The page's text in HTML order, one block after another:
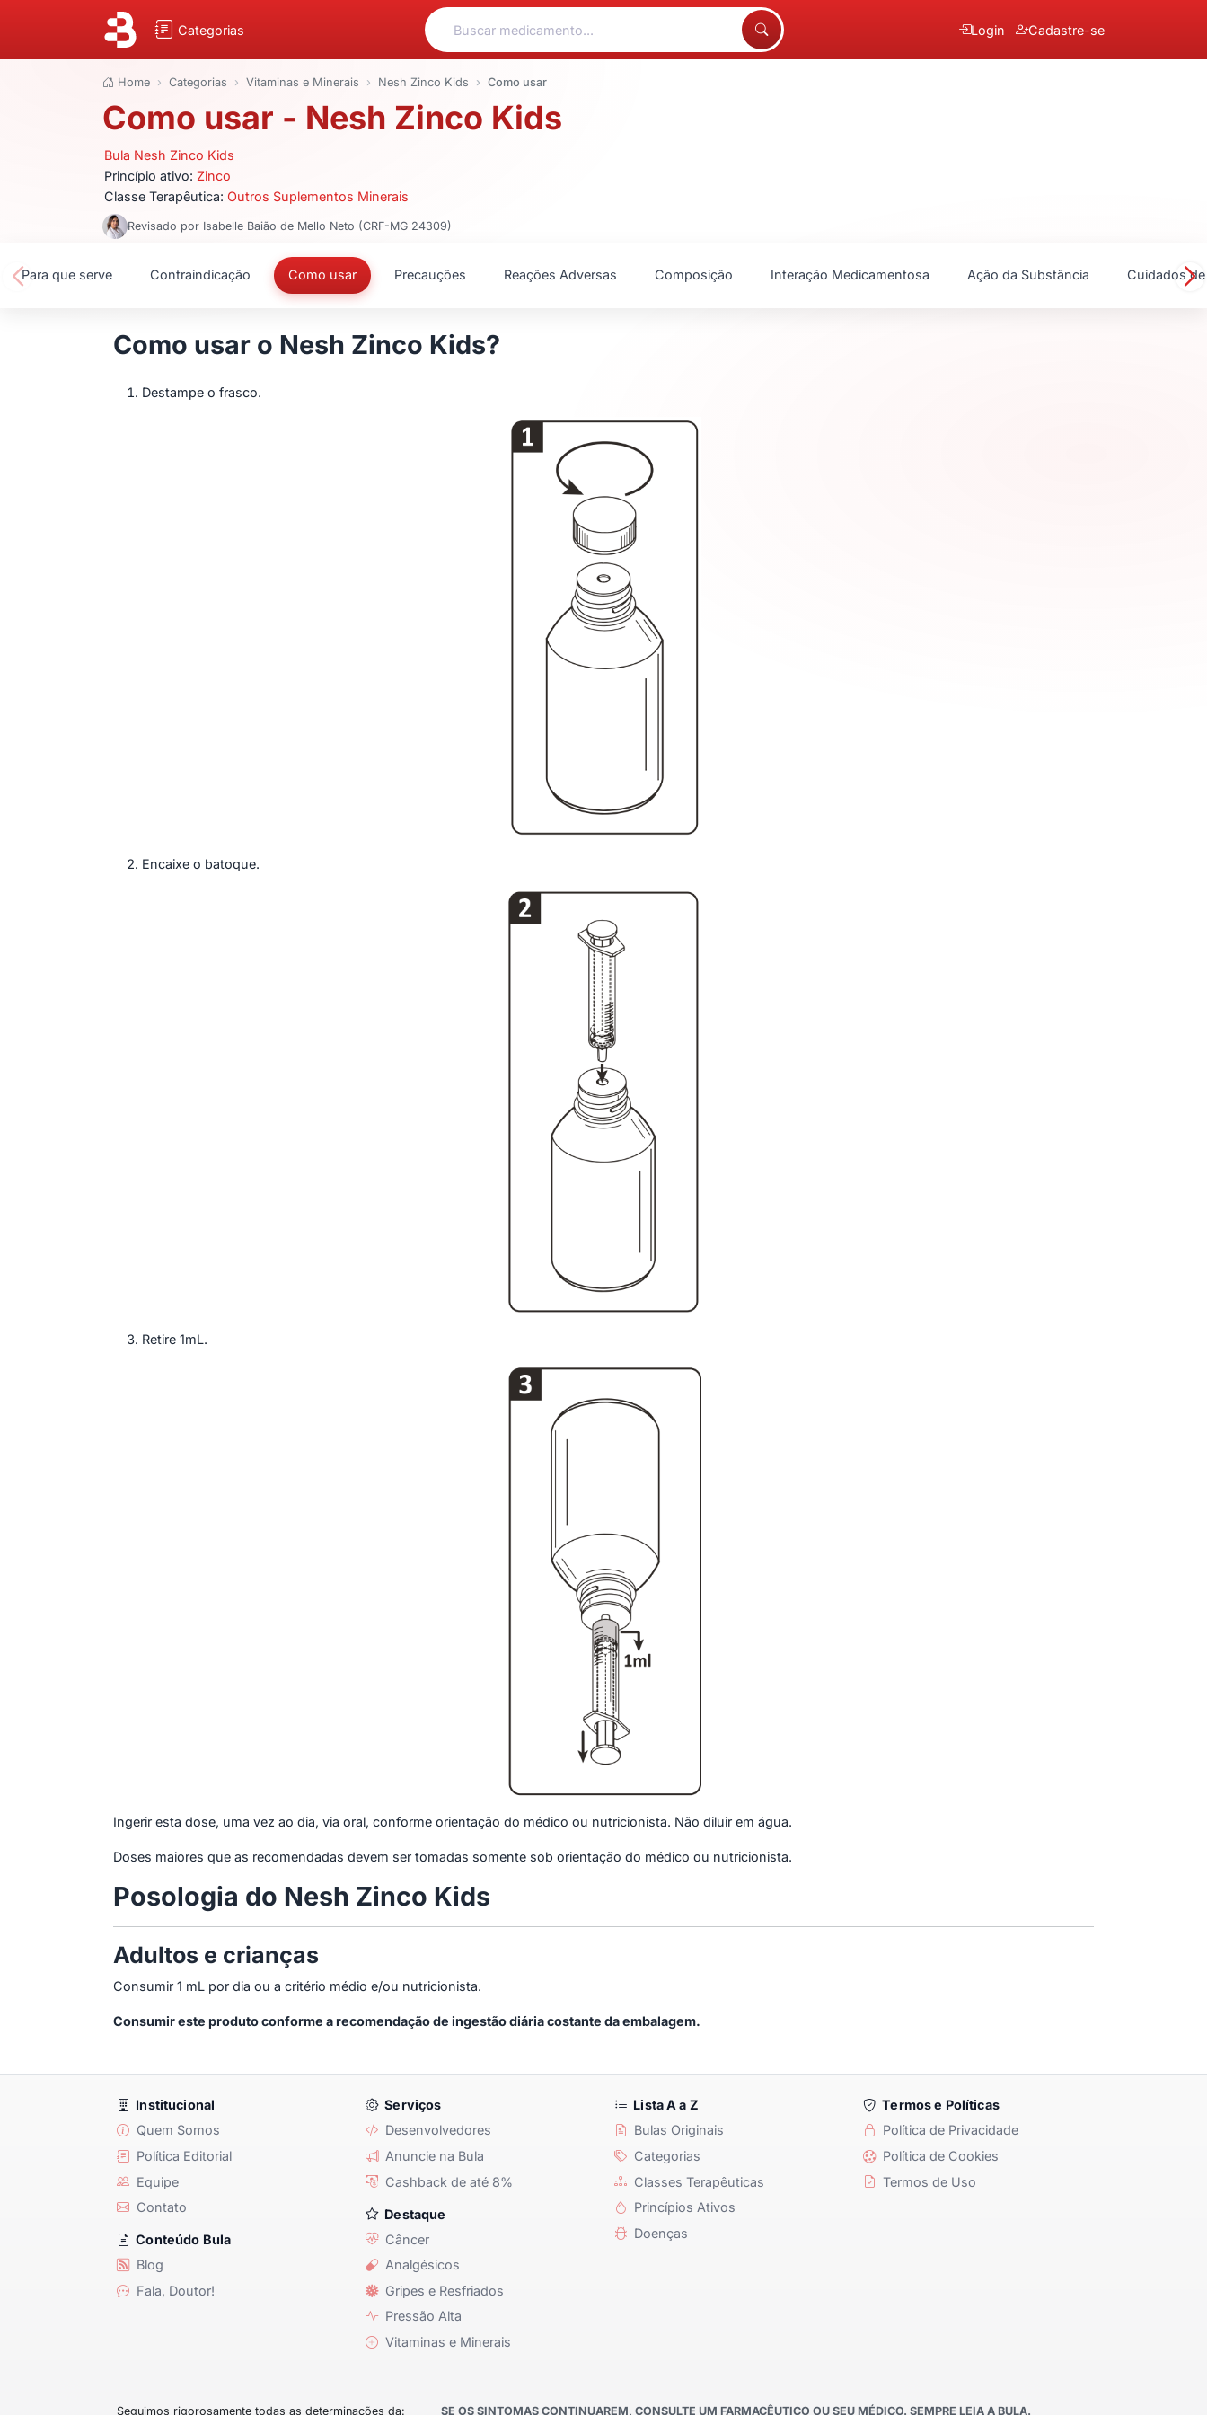
Categorias Login Cadastre-se
Home Categorias Vitaminas e Minerais Nesh Zinco Kids Como usar
Como usar - Nesh Zinco Kids
Bula Nesh Zinco Kids
Princípio ativo: Zinco
Classe Terapêutica:Outros Suplementos Minerais
Revisado por Isabelle Baião de Mello Neto (CRF-MG 24309)
Para que serve Contraindicação Como usar Precauções Reações Adversas Composição Interação Medicamentosa Ação da Substância Cuidados
Como usar o Nesh Zinco Kids?
Destampe o frasco.
Encaixe o batoque.
Retire 1mL.
Ingerir esta dose, uma vez ao dia, via oral, conforme orientação do médico ou nutricionista. Não diluir em água.
Doses maiores que as recomendadas devem ser tomadas somente sob orientação do médico ou nutricionista.
Posologia do Nesh Zinco Kids
Adultos e crianças
Consumir 1 mL por dia ou a critério médio e/ou nutricionista.
Consumir este produto conforme a recomendação de ingestão diária costante da embalagem.
Institucional
Quem Somos
Política Editorial
Equipe
Contato
Conteúdo Bula
Blog
Fala, Doutor!
Serviços
Desenvolvedores
Anuncie na Bula
Cashback de até 8%
Destaque
Câncer
Analgésicos
Gripes e Resfriados
Pressão Alta
Vitaminas e Minerais
Lista A a Z
Bulas Originais
Categorias
Classes Terapêuticas
Princípios Ativos
Doenças
Termos e Políticas
Política de Privacidade
Política de Cookies
Termos de Uso
Seguimos rigorosamente todas as determinações da: SE OS SINTOMAS CONTINUAREM, CONSULTE UM FARMACÊUTICO OU SEU MÉDICO. SEMPRE LEIA A BULA.